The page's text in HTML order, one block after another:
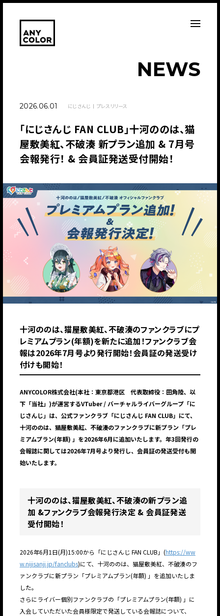
NEWS
2026.06.01 にじさんじ プレスリリース
「にじさんじ FAN CLUB」十河ののは、猫
屋敷美紅、不破湊 新プラン追加 & 7月号
会報発行！ & 会員証発送受付開始！
十河ののは、猫屋敷美紅、不破湊のファンクラブにプ
レミアムプラン(年額)を新たに追加！ファンクラブ会
報は2026年7月号より発行開始！会員証の発送受け
付けも開始！
ANYCOLOR株式会社(本社：東京都港区 代表取締役：田角陸、以
下「当社」)が運営するVTuber / バーチャルライバーグループ「に
じさんじ」は、公式ファンクラブ「にじさんじ FAN CLUB」にて、
十河ののは、猫屋敷美紅、不破湊のファンクラブに新プラン「プレ
ミアムプラン(年額) 」を2026年6月に追加いたします。年3回発⾏の
会報誌に関しては2026年7月号より発行し、会員証の発送受付も開
始いたします。
十河ののは、猫屋敷美紅、不破湊の新プラン追
加 &ファンクラブ会報発行決定 & 会員証発送
受付開始！
2026年6月1日(月)15:00から「にじさんじ FAN CLUB」(https://ww
w.nijisanji.jp/fanclubs)にて、十河ののは、猫屋敷美紅、不破湊のフ
ァンクラブに新プラン「プレミアムプラン(年額) 」を追加いたしま
した。
さらにライバー個別ファンクラブの「プレミアムプラン(年額) 」に
入会していただいた会員様限定で発送している会報誌について、